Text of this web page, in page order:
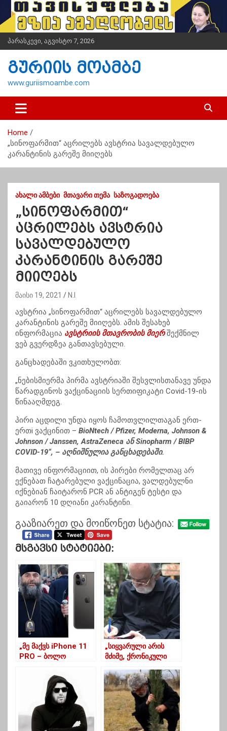
i
t
n
პარასკევი, აგვისტო 7, 2026
გურიის მოამბე
www.guriismoambe.com
Home
„სინოფარმით“ აცრილებს ავსტრია სავალდებულო
კარანტინის გარეშე მიიღებს
ᲐᲮᲐᲚᲘ ᲐᲛᲑᲔᲑᲘ ᲛᲗᲐᲕᲐᲠᲘ ᲗᲔᲛᲐ ᲡᲐᲖᲝᲒᲐᲓᲝᲔᲑᲐ
„სინოფარმით“
აცრილებს ავსტრია
სავალდებულო
კარანტინის გარეშე
მიიღებს
მაისი 19, 2021 N.I
ავსტრია „სინოფარმით“ აცრილებს სავალდებულო
კარანტინის გარეშე მიიღებს. ამის შესახებ
ინფორმაცია ავსტრიის მთავრობის მიერ შექმნილ
ვებ გვერდზეა განთავსებული.
განცხადებაში ვკითხულობთ:
„ნებისმიერმა პირმა ავსტრიაში შესვლისთანავე უნდა
წარადგინოს ვაქცინაციის სერთიფიკატი Covid-19-ის
წინააღმდეგ.
პირი აცდილი უნდა იყოს ჩამოთვლილთაგან ერთ-
ერთi ვაქცინით – BioNtech / Pfizer, Moderna, Johnson &
Johnson / Janssen, AstraZeneca ან Sinopharm / BIBP
COVID-19“, – აღნიშნულია განცხადებაში.
მათივე ინფორმაციით, ის პირები რომელთაც არ
ექნებათ ჩატარებული ვაქცინაცია, ვალდებულნი
იქნებიან ჩაიტარონ PCR ან ანტიგენ ტესტი და
გაიარონ 10 დღიანი კარანტინი.
გააზიარეთ და მოიწონეთ სტატია:
Მსგავსი Სტატიები:
„მე მაქვს iPhone 11
PRO – ბოლო
გამოვიდა უკვე
iPhone 12“ – მეუფე
ნიკოლოზი
„სიყვარული არის
მძიმე, ქრონიკული